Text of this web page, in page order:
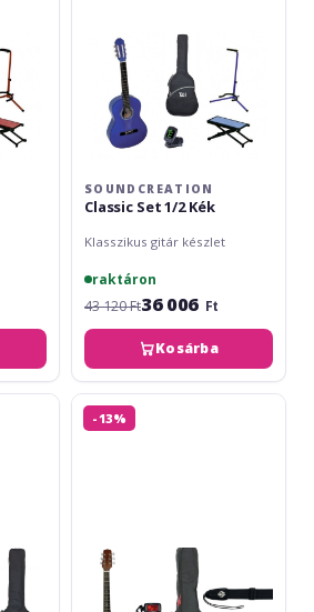
SOUNDCREATION
Classic Set 1/2 Kék
Klasszikus gitár készlet
raktáron
43 120 Ft36 006 Ft
Kosárba
Soundcreation
4/4--13%